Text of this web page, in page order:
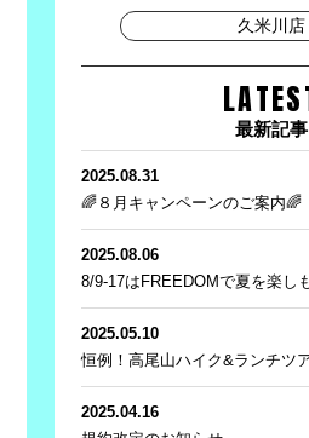
久米川店
最新記事
2025.08.31
🌈８月キャンペーンのご案内🌈
2025.08.06
8/9-17はFREEDOMで夏を楽し
2025.05.10
恒例！高尾山ハイク&ランチツ
2025.04.16